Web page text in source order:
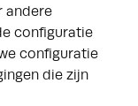
andere
configuratie
configuratie
die zijn